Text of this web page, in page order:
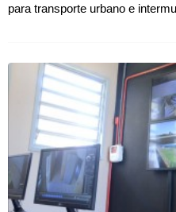
para transporte urbano e